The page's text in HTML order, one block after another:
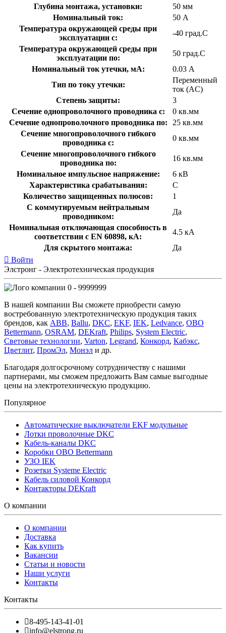
Глубина монтажа, установки:
50 мм
Номинальный ток:
50 А
Температура окружающей среды при
эксплуатации с:
-40 град.C
Температура окружающей cреды при
эксплуатации по:
50 град.C
Номинальный ток утечки, мА:
0.03 А
Тип по току утечки:
Переменный
ток (AC)
Степень защиты:
3
Сечение однопроволочного проводника с:
0 кв.мм
Сечение однопроволочного проводника по:
25 кв.мм
Сечение многопроволочного гибкого
проводника с:
0 кв.мм
Сечение многопроволочного гибкого
проводника по:
16 кв.мм
Номинальное импульсное напряжение:
6 кВ
Характеристика срабатывания:
C
Количество защищенных полюсов:
1
С коммутируемым нейтральным
проводником:
Да
Номинальная отключающая способность в
соответствии с EN 60898, кА:
4.5 кА
Для скрытого монтажа:
Да
Войти
Элстронг - Электротехническая продукция
0 - 9999999
В нашей компании Вы сможете приобрести самую
востребованную электротехническую продукция таких
брендов, как ABB, Ballu, DKC, EKF, IEK, Ledvance, OBO
Bettermann, OSRAM, DEKraft, Philips, System Electric,
Световые технологии, Varton, Legrand, Конкорд, Кабэкс,
Цветлит, ПромЭл, Монэл и др.
Благодаря долгосрочному сотрудничеству с нашими
партнерами, мы сможем предложить Вам самые выгодные
цены на электротехническую продукцию.
Популярное
Автоматические выключатели EKF модульные
Лотки проволочные DKC
Кабель-каналы DKC
Коробки OBO Bettermann
УЗО IEK
Розетки Systeme Electric
Кабель силовой Конкорд
Контакторы DEKraft
О компании
О компании
Доставка
Как купить
Вакансии
Статьи и новости
Наши услуги
Контакты
Контакты
8-495-143-41-01
info@elstrong.ru